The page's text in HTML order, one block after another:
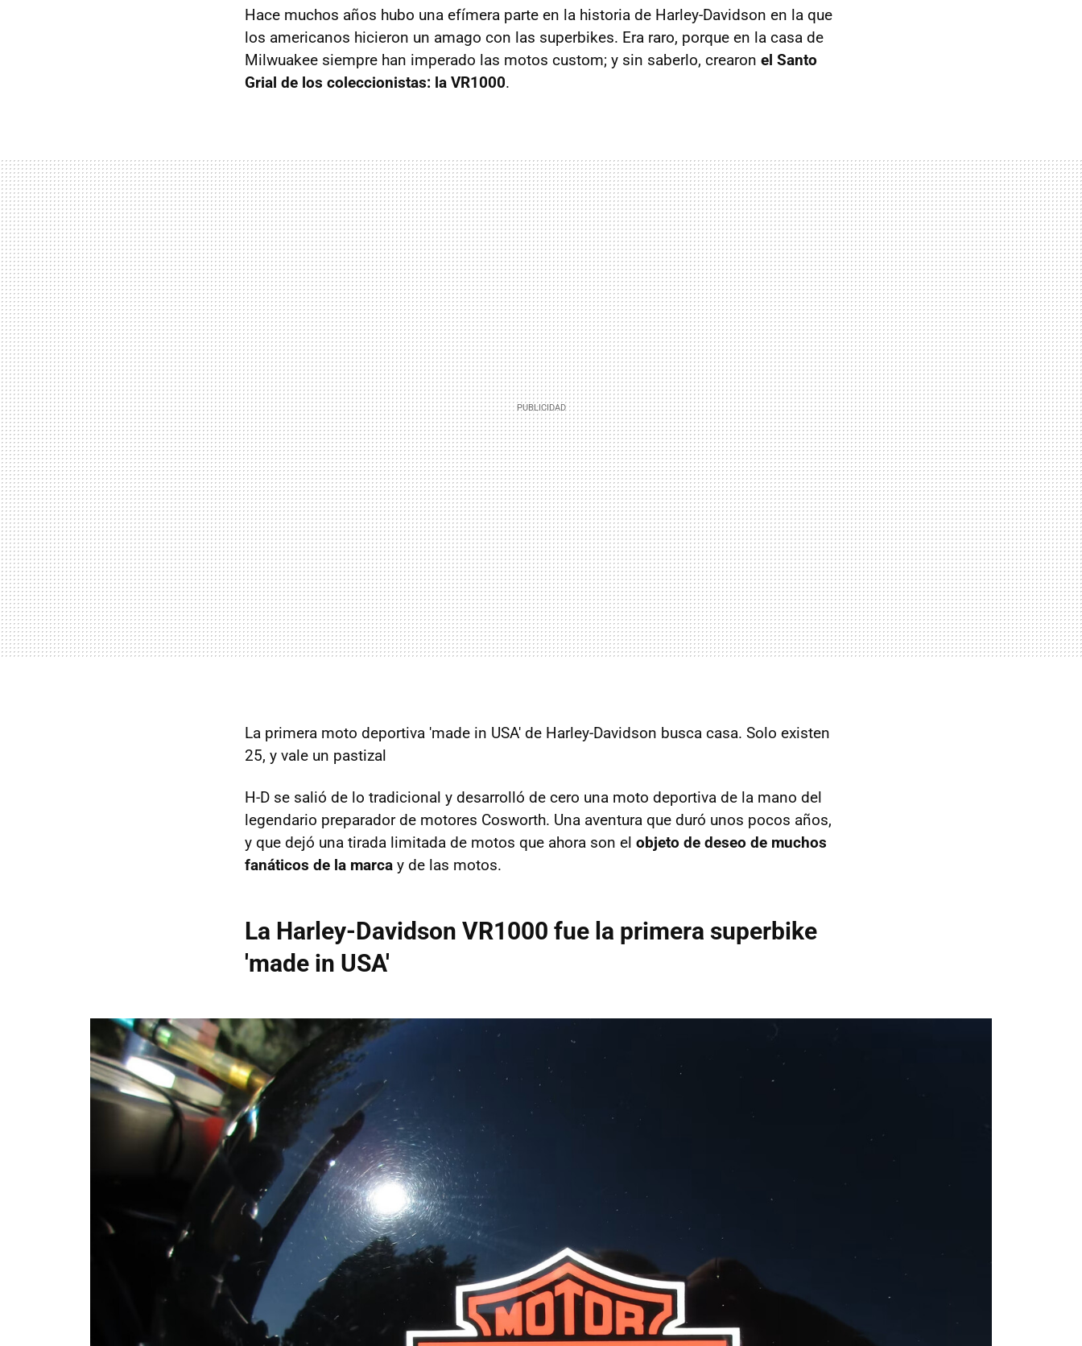
Hace muchos años hubo una efímera parte en la historia de Harley-Davidson en la que
los americanos hicieron un amago con las superbikes. Era raro, porque en la casa de
Milwuakee siempre han imperado las motos custom; y sin saberlo, crearon el Santo
Grial de los coleccionistas: la VR1000.
La primera moto deportiva 'made in USA' de Harley-Davidson busca casa. Solo existen
25, y vale un pastizal
H-D se salió de lo tradicional y desarrolló de cero una moto deportiva de la mano del
legendario preparador de motores Cosworth. Una aventura que duró unos pocos años,
y que dejó una tirada limitada de motos que ahora son el objeto de deseo de muchos
fanáticos de la marca y de las motos.
La Harley-Davidson VR1000 fue la primera superbike
'made in USA'